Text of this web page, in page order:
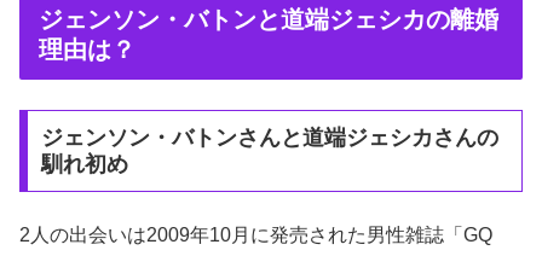
ジェンソン・バトンと道端ジェシカの離婚
理由は？
ジェンソン・バトンさんと道端ジェシカさんの
馴れ初め
2人の出会いは2009年10月に発売された男性雑誌「GQ